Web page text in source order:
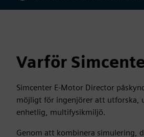
Varför
Simcenter E-Motor Director
möjligt för ingenjörer att utforska,
enhetlig, multifysikmiljö.
Genom att kombinera simulering,